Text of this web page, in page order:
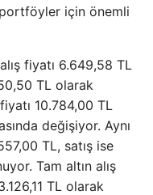
portföyler için önemli
fiyatı 6.649,58 TL
TL olarak
10.784,00 TL
değişiyor. Aynı
TL, satış ise
Tam altın alış
TL olarak